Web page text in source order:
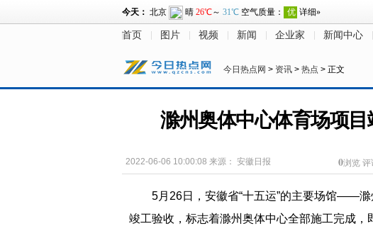
首页 图片 视频 新闻 企业家 新闻中心
今日热点网 > 资讯 > 热点 > 正文
滁州奥体中心体育场项
2022-06-06 10:00:08 来源： 安徽日报 0浏览 评
5月26日，安徽省“十五运”的主要场馆——
竣工验收，标志着滁州奥体中心全部施工完成，